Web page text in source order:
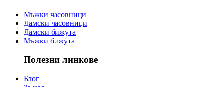
Мъжки часовници
Дамски часовници
Дамски бижута
Мъжки бижута
Полезни линкове
Блог